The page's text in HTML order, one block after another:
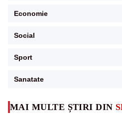
MAI MULTE ȘTIRI DIN
Economie
Social
Sport
Sanatate